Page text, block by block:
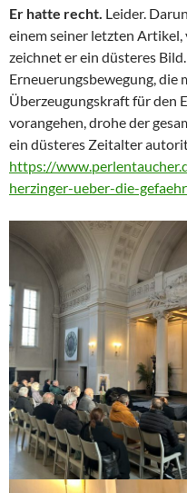
Er hatte recht. Leider.
einem seiner letzten
zeichnet er ein düsteres
Erneuerungsbewegung, die
Überzeugungskraft für den
vorangehen, drohe der
ein düsteres Zeitalter
https://
herzinger-ueber-die-